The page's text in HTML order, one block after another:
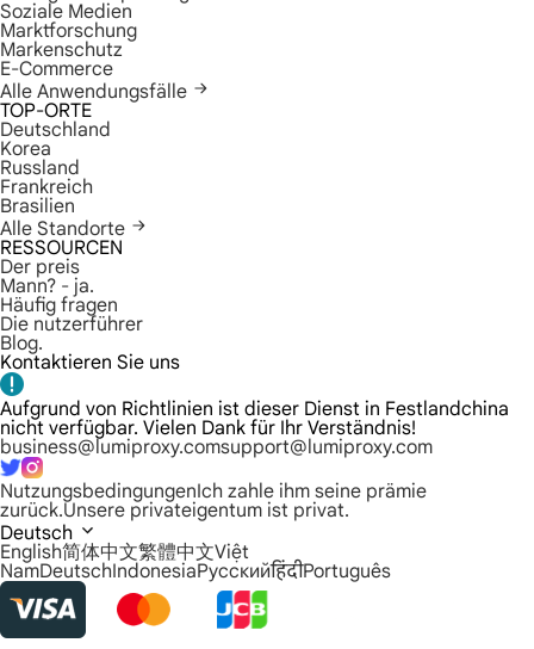
Soziale Medien
Marktforschung
Markenschutz
E-Commerce
Alle Anwendungsfälle
TOP-ORTE
Deutschland
Korea
Russland
Frankreich
Brasilien
Alle Standorte
RESSOURCEN
Der preis
Mann? - ja.
Häufig fragen
Die nutzerführer
Blog.
Kontaktieren Sie uns
Aufgrund von Richtlinien ist dieser Dienst in Festlandchina
nicht verfügbar. Vielen Dank für Ihr Verständnis!
business@lumiproxy.comsupport@lumiproxy.com
NutzungsbedingungenIch zahle ihm seine prämie
zurück.Unsere privateigentum ist privat.
Deutsch
English简体中文繁體中文Việt
NamDeutschIndonesiaРусскийहिंदीPortuguês